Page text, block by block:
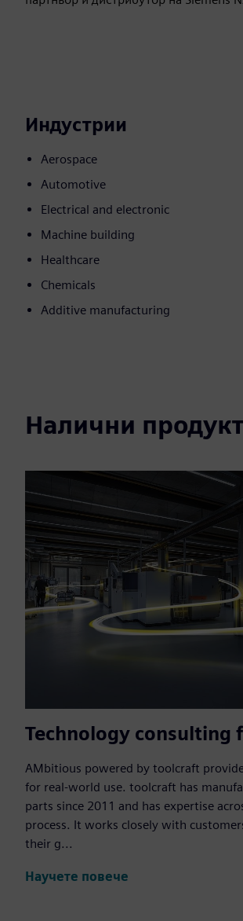
Индустрии
Aerospace
Automotive
Electrical and electronic
Machine building
Healthcare
Chemicals
Additive manufacturing
Налични
Technology consulting
AMbitious powered by toolcraft
for real-world use. toolcraft has
parts since 2011 and has expertise
process. It works closely with
their g...
Научете повече